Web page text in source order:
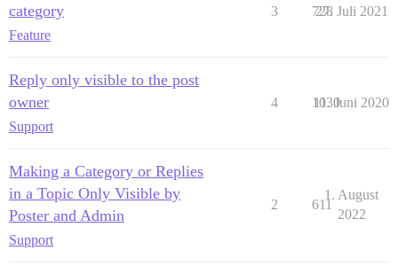
category
Feature
3 728
27. Juli 2021
Reply only visible to the post
owner
Support
4 1030
11. Juni 2020
Making a Category or Replies
in a Topic Only Visible by
Poster and Admin
Support
2 611
1. August
2022